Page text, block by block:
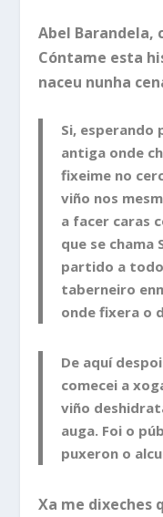
Abel Barandela,
Cóntame esta
naceu nunha
Si, esperando
antiga onde
fixeime no
viño nos
a facer caras
que se chama
partido a
taberneiro
onde fixera o
De aquí
comecei a
viño
auga. Foi o
puxeron o
Xa me dixeches